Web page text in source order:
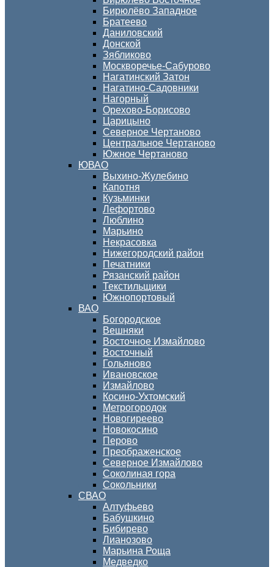
Бирюлёво Западное
Братеево
Даниловский
Донской
Зябликово
Москворечье-Сабурово
Нагатинский Затон
Нагатино-Садовники
Нагорный
Орехово-Борисово
Царицыно
Северное Чертаново
Центральное Чертаново
Южное Чертаново
ЮВАО
Выхино-Жулебино
Капотня
Кузьминки
Лефортово
Люблино
Марьино
Некрасовка
Нижегородский район
Печатники
Рязанский район
Текстильщики
Южнопортовый
ВАО
Богородское
Вешняки
Восточное Измайлово
Восточный
Гольяново
Ивановское
Измайлово
Косино-Ухтомский
Метрогородок
Новогиреево
Новокосино
Перово
Преображенское
Северное Измайлово
Соколиная гора
Сокольники
СВАО
Алтуфьево
Бабушкино
Бибирево
Лианозово
Марьина Роща
Медведко